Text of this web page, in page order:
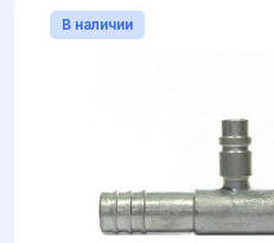
В наличии